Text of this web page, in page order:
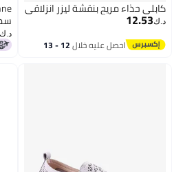
كابلي حذاء مريح بنقشة ليزر انزلاقي
د.ك‏12.53
احصل عليه خلال 12 - 13
د.ك‏